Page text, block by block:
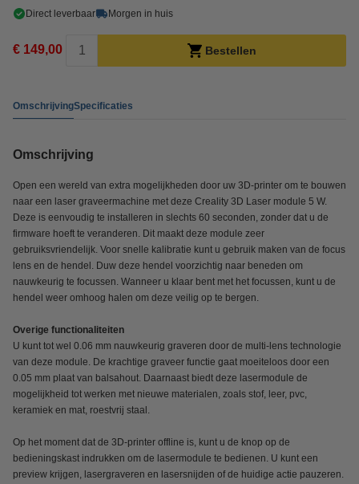
Direct leverbaar Morgen in huis
€ 149,00 Bestellen
OmschrijvingSpecificaties
Omschrijving
Open een wereld van extra mogelijkheden door uw 3D-printer om te bouwen
naar een laser graveermachine met deze Creality 3D Laser module 5 W.
Deze is eenvoudig te installeren in slechts 60 seconden, zonder dat u de
firmware hoeft te veranderen. Dit maakt deze module zeer
gebruiksvriendelijk. Voor snelle kalibratie kunt u gebruik maken van de focus
lens en de hendel. Duw deze hendel voorzichtig naar beneden om
nauwkeurig te focussen. Wanneer u klaar bent met het focussen, kunt u de
hendel weer omhoog halen om deze veilig op te bergen.
Overige functionaliteiten
U kunt tot wel 0.06 mm nauwkeurig graveren door de multi-lens technologie
van deze module. De krachtige graveer functie gaat moeiteloos door een
0.05 mm plaat van balsahout. Daarnaast biedt deze lasermodule de
mogelijkheid tot werken met nieuwe materialen, zoals stof, leer, pvc,
keramiek en mat, roestvrij staal.
Op het moment dat de 3D-printer offline is, kunt u de knop op de
bedieningskast indrukken om de lasermodule te bedienen. U kunt een
preview krijgen, lasergraveren en lasersnijden of de huidige actie pauzeren.